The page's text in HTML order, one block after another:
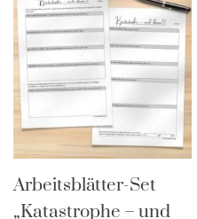
Arbeitsblätter-Set
„Katastrophe – und